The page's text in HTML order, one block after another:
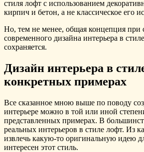
стиля лофт с использованием
кирпич и бетон, а не классическое его
Но, тем не менее, общая концепция при
современного дизайна интерьера в
сохраняется.
Дизайн интерьера в
конкретных примерах
Все сказанное мною выше по поводу
интерьере можно в той или иной
представленных примерах. В
реальных интерьеров в стиле лофт. Из
извлечь какую-то оригинальную идею
интересен этот стиль.